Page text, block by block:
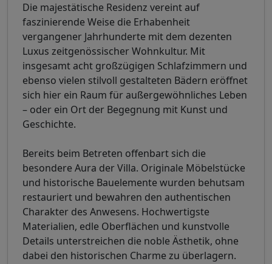
Die majestätische Residenz vereint auf
faszinierende Weise die Erhabenheit
vergangener Jahrhunderte mit dem dezenten
Luxus zeitgenössischer Wohnkultur. Mit
insgesamt acht großzügigen Schlafzimmern und
ebenso vielen stilvoll gestalteten Bädern eröffnet
sich hier ein Raum für außergewöhnliches Leben
– oder ein Ort der Begegnung mit Kunst und
Geschichte.
Bereits beim Betreten offenbart sich die
besondere Aura der Villa. Originale Möbelstücke
und historische Bauelemente wurden behutsam
restauriert und bewahren den authentischen
Charakter des Anwesens. Hochwertigste
Materialien, edle Oberflächen und kunstvolle
Details unterstreichen die noble Ästhetik, ohne
dabei den historischen Charme zu überlagern.